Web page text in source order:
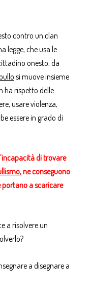
contro un clan
legge, che usa le
onesto, da
si muove insieme
ha rispetto delle
usare violenza,
essere in grado di
di trovare
, ne conseguono
a scaricare
a risolvere un
a disegnare a